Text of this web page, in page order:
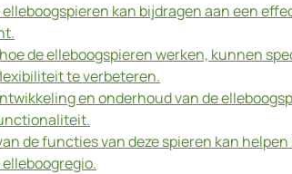
elleboogspieren kan bijdragen aan een
de elleboogspieren werken, kunnen
te verbeteren.
en onderhoud van de
de functies van deze spieren kan